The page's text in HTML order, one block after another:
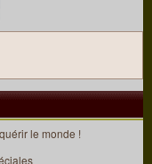
le monde !